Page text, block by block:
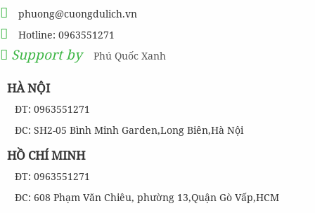
phuong@cuongdulich.vn
Hotline: 0963551271
Support by Phú Quốc Xanh
HÀ NỘI
ĐT: 0963551271
ĐC: SH2-05 Bình Minh Garden,Long Biên,Hà Nội
HỒ CHÍ MINH
ĐT: 0963551271
ĐC: 608 Phạm Văn Chiêu, phường 13,Quận Gò Vấp,HCM